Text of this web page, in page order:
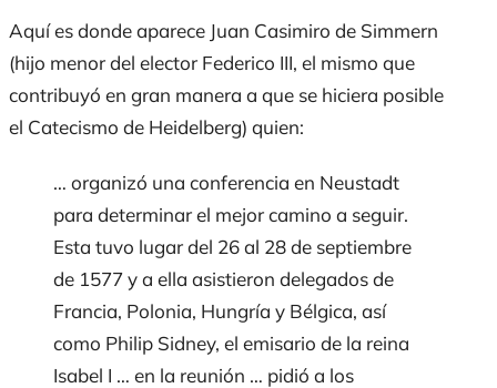
Aquí es donde aparece Juan Casimiro de Simmern
(hijo menor del elector Federico III, el mismo que
contribuyó en gran manera a que se hiciera posible
el Catecismo de Heidelberg) quien:
… organizó una conferencia en Neustadt
para determinar el mejor camino a seguir.
Esta tuvo lugar del 26 al 28 de septiembre
de 1577 y a ella asistieron delegados de
Francia, Polonia, Hungría y Bélgica, así
como Philip Sidney, el emisario de la reina
Isabel I … en la reunión … pidió a los